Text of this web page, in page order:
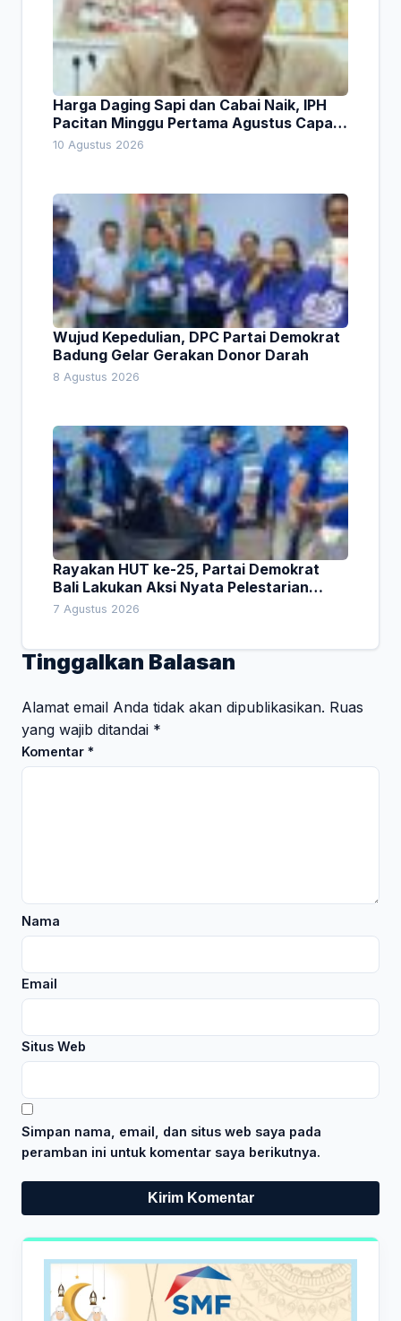
Harga Daging Sapi dan Cabai Naik, IPH
Pacitan Minggu Pertama Agustus Capai
1,66 Persen. Ini Penjelasan Kabag Ayub
10 Agustus 2026
Wujud Kepedulian, DPC Partai Demokrat
Badung Gelar Gerakan Donor Darah
8 Agustus 2026
Rayakan HUT ke-25, Partai Demokrat
Bali Lakukan Aksi Nyata Pelestarian
Lingkungan
7 Agustus 2026
Tinggalkan Balasan
Alamat email Anda tidak akan dipublikasikan. Ruas
yang wajib ditandai *
Komentar *
Nama
Email
Situs Web
Simpan nama, email, dan situs web saya pada
peramban ini untuk komentar saya berikutnya.